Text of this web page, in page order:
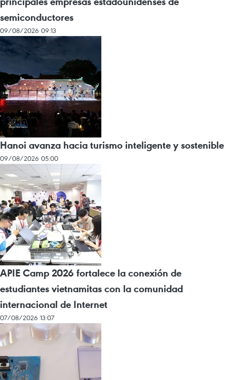
semiconductores
09/08/2026 09:13
Hanoi avanza hacia turismo inteligente y sostenible
09/08/2026 05:00
APIE Camp 2026 fortalece la conexión de
estudiantes vietnamitas con la comunidad
internacional de Internet
07/08/2026 13:07